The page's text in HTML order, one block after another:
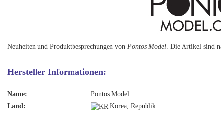
Neuheiten und Produktbesprechungen von Pontos Model . Die Artikel sind
Hersteller Informationen:
Name:
Pontos Model
Land:
Korea, Republik